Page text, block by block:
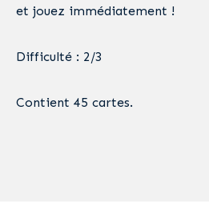
et jouez immédiatement !
Difficulté : 2/3
Contient 45 cartes.